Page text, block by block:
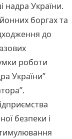
надра України.
боргах та
до
роботи
України”
безпеки і